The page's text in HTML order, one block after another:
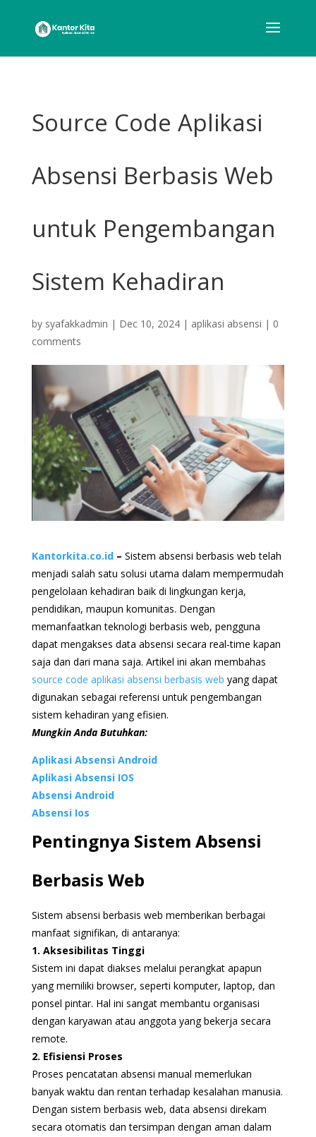
Source Code Aplikasi
Absensi Berbasis Web
untuk Pengembangan
Sistem Kehadiran
by syafakkadmin | Dec 10, 2024| aplikasi absensi | 0
comments
Kantorkita.co.id – Sistem absensi berbasis web telah
menjadi salah satu solusi utama dalam mempermudah
pengelolaan kehadiran baik di lingkungan kerja,
pendidikan, maupun komunitas. Dengan
memanfaatkan teknologi berbasis web, pengguna
dapat mengakses data absensi secara real-time kapan
saja dan dari mana saja. Artikel ini akan membahas
source code aplikasi absensi berbasis web yang dapat
digunakan sebagai referensi untuk pengembangan
sistem kehadiran yang efisien.
Mungkin Anda Butuhkan:
Aplikasi Absensi Android
Aplikasi Absensi IOS
Absensi Android
Absensi Ios
Pentingnya Sistem Absensi
Berbasis Web
Sistem absensi berbasis web memberikan berbagai
manfaat signifikan, di antaranya:
1. Aksesibilitas Tinggi
Sistem ini dapat diakses melalui perangkat apapun
yang memiliki browser, seperti komputer, laptop, dan
ponsel pintar. Hal ini sangat membantu organisasi
dengan karyawan atau anggota yang bekerja secara
remote.
2. Efisiensi Proses
Proses pencatatan absensi manual memerlukan
banyak waktu dan rentan terhadap kesalahan manusia.
Dengan sistem berbasis web, data absensi direkam
secara otomatis dan tersimpan dengan aman dalam